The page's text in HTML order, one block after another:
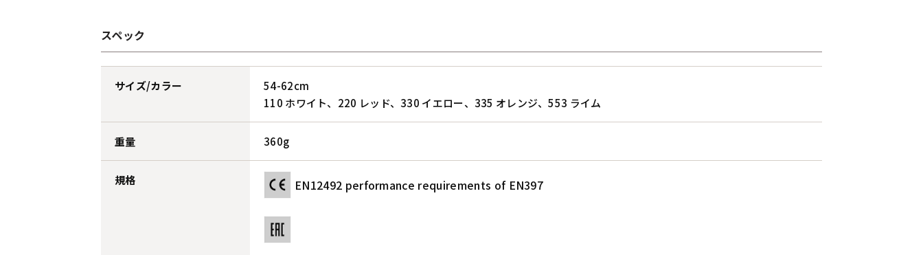
スペック
サイズ/カラー
54-62cm
110 ホワイト、220 レッド、330 イエロー、335 オレンジ、553 ライム
重量 360g
規格 EN12492 performance requirements of EN397